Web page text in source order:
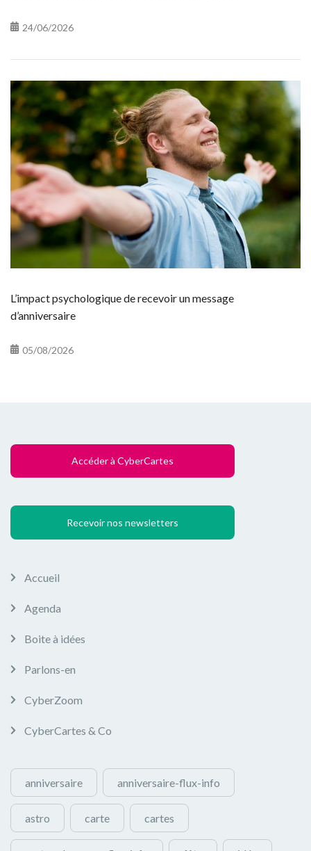
24/06/2026
L’impact psychologique de recevoir un message
d’anniversaire
05/08/2026
Accéder à CyberCartes
Recevoir nos newsletters
Accueil
Agenda
Boite à idées
Parlons-en
CyberZoom
CyberCartes & Co
anniversaire anniversaire-flux-info
astro carte cartes